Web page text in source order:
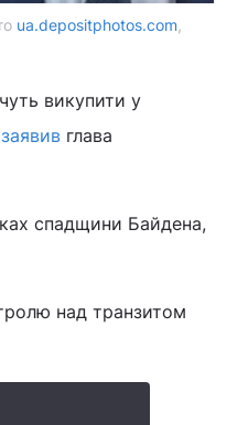
ua.depositphotos.com,
викупити у
заявив глава
спадщини Байдена,
над транзитом